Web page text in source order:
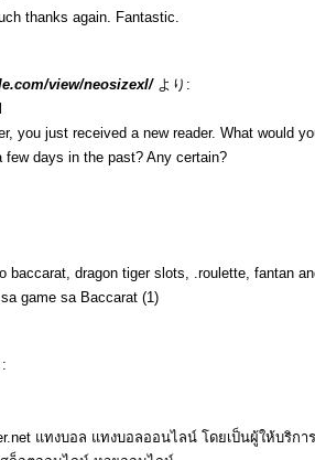
thanks again. Fantastic.
view/neosizexl/ より:
you just received a new reader. What would
days in the past? Any certain?
baccarat, dragon tiger slots, .roulette, fantan
game sa Baccarat (1)
แทงบอล แทงบอลออนไลน์ โดยเป็นผู้ให้บริกา